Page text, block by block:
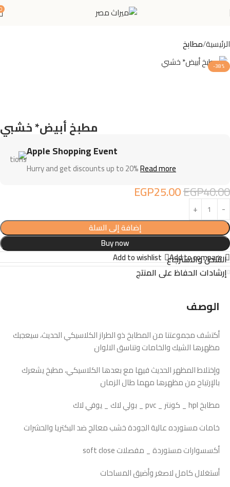
الرئيسية مطابخ
-38%
مطبخ أبيض* خشبي
Apple Shopping Event
Hurry and get discounts up to 20%Read more
EGP40.00
EGP25.00
إضافة إلى السلة
Buy now
Add to compare
Add to wishlist الشحن والاسترجاع
إرشادات الحفاظ على المنتج
الوصف
أكتشف مجموعتنا من المطابخ ذو الطراز الكلاسيكي الحديث، سيعجبك
مظهرها الشيك والخامات وتناسق الالوان
وإختلاط المظهر الحديث فيها مع بعدها الكلاسيكي، مطبخ يشعرك
بالإرتياح من مظهرها مهما طال الزمان
مطابخ hpl _ كونتر _ pvc _ بولي لاك _ يوفي لاك
خامات مستورده عالية الجودة خشب معالج ضد البكتريا والحشرات
أكسسوارات مستوردة _ مفصلات soft close
أستغلال كامل لاصغر وأضيق المساحات